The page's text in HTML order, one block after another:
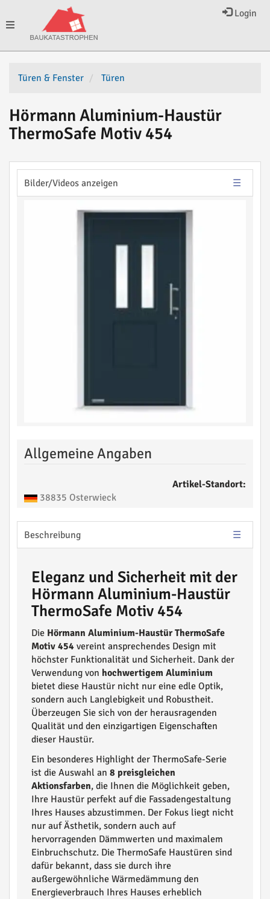
Login
Toggle
navigation
Türen & Fenster Türen
Hörmann Aluminium-Haustür
ThermoSafe Motiv 454
Bilder/Videos anzeigen
Allgemeine Angaben
Artikel-Standort:
38835 Osterwieck
Beschreibung
Eleganz und Sicherheit mit der
Hörmann Aluminium-Haustür
ThermoSafe Motiv 454
Die Hörmann Aluminium-Haustür ThermoSafe
Motiv 454 vereint ansprechendes Design mit
höchster Funktionalität und Sicherheit. Dank der
Verwendung von hochwertigem Aluminium
bietet diese Haustür nicht nur eine edle Optik,
sondern auch Langlebigkeit und Robustheit.
Überzeugen Sie sich von der herausragenden
Qualität und den einzigartigen Eigenschaften
dieser Haustür.
Ein besonderes Highlight der ThermoSafe-Serie
ist die Auswahl an 8 preisgleichen
Aktionsfarben, die Ihnen die Möglichkeit geben,
Ihre Haustür perfekt auf die Fassadengestaltung
Ihres Hauses abzustimmen. Der Fokus liegt nicht
nur auf Ästhetik, sondern auch auf
hervorragenden Dämmwerten und maximalem
Einbruchschutz. Die ThermoSafe Haustüren sind
dafür bekannt, dass sie durch ihre
außergewöhnliche Wärmedämmung den
Energieverbrauch Ihres Hauses erheblich